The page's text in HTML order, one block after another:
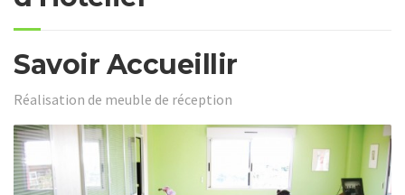
Savoir Accueillir
Réalisation de meuble de réception